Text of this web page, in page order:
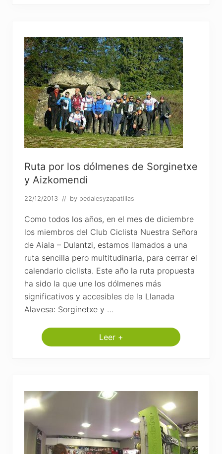
e
n
m
o
u
n
t
a
i
n
b
i
k
e
M
e
o
r
b
a
,
l
a
g
u
i
d
f
i
n
t
e
r
a
d
Ruta por los dólmenes de Sorginetxe
y Aizkomendi
22/12/2013 // by pedalesyzapatillas
Como todos los años, en el mes de diciembre
los miembros del Club Ciclista Nuestra Señora
de Aiala – Dulantzi, estamos llamados a una
ruta sencilla pero multitudinaria, para cerrar el
calendario ciclista. Este año la ruta propuesta
ha sido la que une los dólmenes más
significativos y accesibles de la Llanada
Alavesa: Sorginetxe y …
R
u
l
o
ó
l
m
e
Leer +